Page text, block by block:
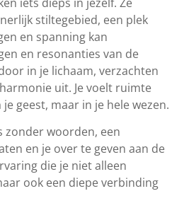
stiltegebied, een plek
en spanning kan
en resonanties van de
in je lichaam, verzachten
uit. Je voelt ruimte
geest, maar in je hele wezen.
zonder woorden, een
en je over te geven aan de
die je niet alleen
ook een diepe verbinding